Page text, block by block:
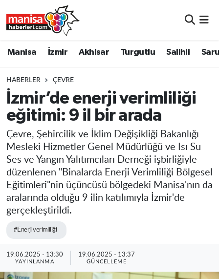
Manisa İzmir Akhisar Turgutlu Salihli
HABERLER ÇEVRE
İzmir’de enerji verimliliği
eğitimi: 9 il bir arada
Çevre, Şehircilik ve İklim Değişikliği Bakanlığı
Mesleki Hizmetler Genel Müdürlüğü ve Isı Su
Ses ve Yangın Yalıtımcıları Derneği işbirliğiyle
düzenlenen "Binalarda Enerji Verimliliği Bölgesel
Eğitimleri"nin üçüncüsü bölgedeki Manisa'nın da
aralarında olduğu 9 ilin katılımıyla İzmir'de
gerçekleştirildi.
#Enerji verimliliği
19.06.2025 - 13:30
YAYINLANMA
19.06.2025 - 13:37
GÜNCELLEME
Turgutlu
Salihli
Saruhanlı
Soma
Resmi İlanlar
Manisa Nöbetçi Eczaneler
Manisa Trafik Yoğunluk Haritası
Süper Lig Puan Durumu ve Fikstür
Tüm Manşetler
Son Dakika Haberleri
Haber Arşivi